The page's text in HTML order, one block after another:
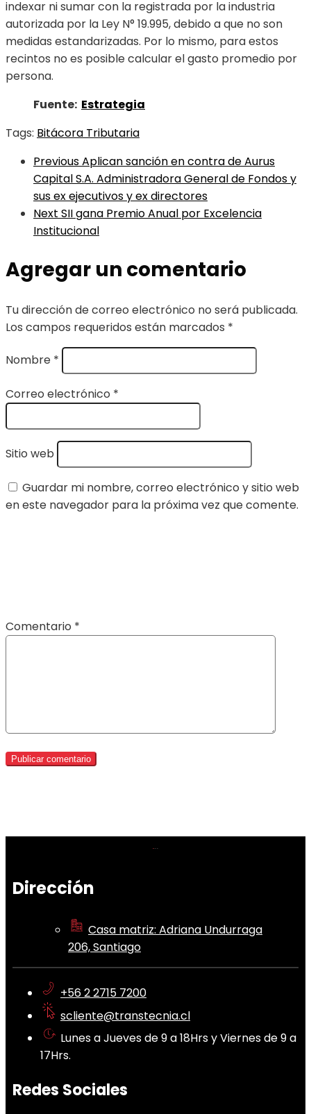
indexar ni sumar con la registrada por la industria
autorizada por la Ley N° 19.995, debido a que no son
medidas estandarizadas. Por lo mismo, para estos
recintos no es posible calcular el gasto promedio por
persona.
Fuente: Estrategia
Tags: Bitácora Tributaria
PreviousAplican sanción en contra de Aurus
Capital S.A. Administradora General de Fondos y
sus ex ejecutivos y ex directores
Next SII gana Premio Anual por Excelencia
Institucional
Agregar un comentario
Tu dirección de correo electrónico no será publicada.
Los campos requeridos están marcados *
Nombre *
Correo electrónico *
Sitio web
Guardar mi nombre, correo electrónico y sitio web
en este navegador para la próxima vez que comente.
Comentario *
Dirección
Casa matriz: Adriana Undurraga
206, Santiago
+56 2 2715 7200
scliente@transtecnia.cl
Lunes a Jueves de 9 a 18Hrs y Viernes de 9 a
17Hrs.
Redes Sociales